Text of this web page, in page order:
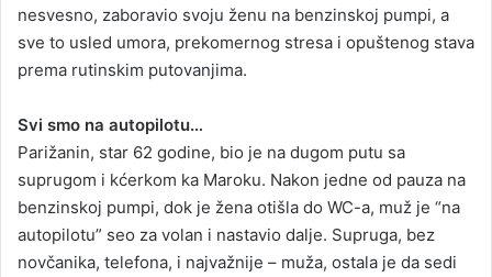
i
l
nesvesno, zaboravio svoju ženu na benzinskoj pumpi, a
sve to usled umora, prekomernog stresa i opuštenog stava
prema rutinskim putovanjima.
Svi smo na autopilotu…
Parižanin, star 62 godine, bio je na dugom putu sa
suprugom i kćerkom ka Maroku. Nakon jedne od pauza na
benzinskoj pumpi, dok je žena otišla do WC-a, muž je “na
autopilotu” seo za volan i nastavio dalje. Supruga, bez
novčanika, telefona, i najvažnije – muža, ostala je da sedi